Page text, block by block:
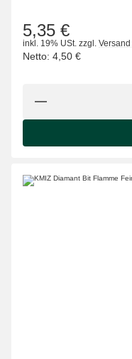
5,35 €
inkl. 19% USt. zzgl. Versand
Netto: 4,50 €